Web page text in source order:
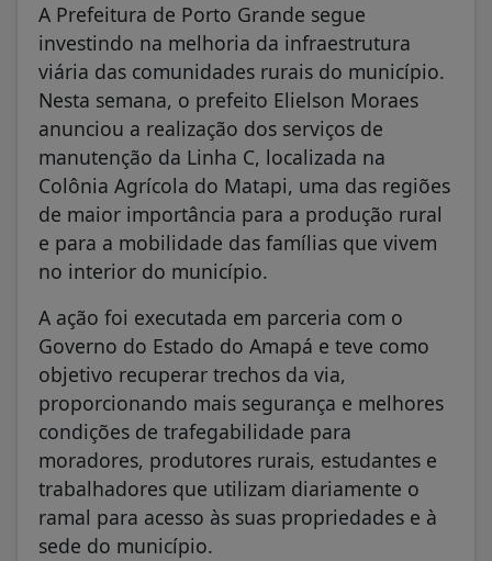
A Prefeitura de Porto Grande segue
investindo na melhoria da infraestrutura
viária das comunidades rurais do município.
Nesta semana, o prefeito Elielson Moraes
anunciou a realização dos serviços de
manutenção da Linha C, localizada na
Colônia Agrícola do Matapi, uma das regiões
de maior importância para a produção rural
e para a mobilidade das famílias que vivem
no interior do município.
A ação foi executada em parceria com o
Governo do Estado do Amapá e teve como
objetivo recuperar trechos da via,
proporcionando mais segurança e melhores
condições de trafegabilidade para
moradores, produtores rurais, estudantes e
trabalhadores que utilizam diariamente o
ramal para acesso às suas propriedades e à
sede do município.